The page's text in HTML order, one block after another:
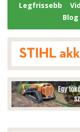
Legfrissebb
Blog